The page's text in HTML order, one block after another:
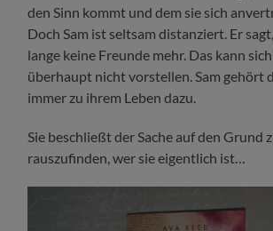
den Sinn kommt und dem sie sich
Doch Sam ist seltsam distanziert. Er
lange keine Freunde mehr. Das kann
überhaupt nicht vorstellen. Sam gehört
immer zu ihrem Leben dazu.
Sie beschließt der Sache auf den Grund
rauszufinden, wer sie eigentlich ist…